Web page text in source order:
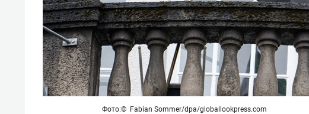
Фото:© Fabian Sommer/dpa/globallookpress.com